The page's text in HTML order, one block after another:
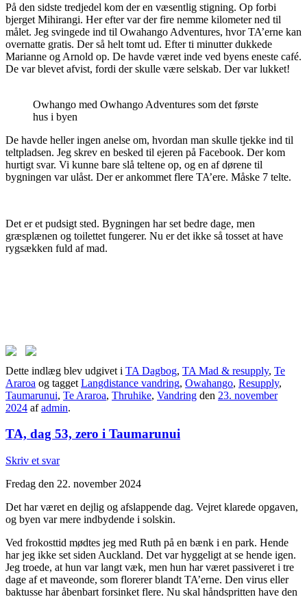
På den sidste tredjedel kom der en væsentlig stigning. Op forbi
bjerget Mihirangi. Her efter var der fire nemme kilometer ned til
målet. Jeg svingede ind til Owahango Adventures, hvor TA’erne kan
overnatte gratis. Der så helt tomt ud. Efter ti minutter dukkede
Marianne og Arnold op. De havde været inde ved byens eneste café.
De var blevet afvist, fordi der skulle være selskab. Der var lukket!
Owhango med Owhango Adventures som det første
hus i byen
De havde heller ingen anelse om, hvordan man skulle tjekke ind til
teltpladsen. Jeg skrev en besked til ejeren på Facebook. Der kom
hurtigt svar. Vi kunne bare slå teltene op, og en af dørene til
bygningen var ulåst. Der er ankommet flere TA’ere. Måske 7 telte.
Det er et pudsigt sted. Bygningen har set bedre dage, men
græsplænen og toilettet fungerer. Nu er det ikke så tosset at have
rygsækken fuld af mad.
Dette indlæg blev udgivet i TA Dagbog, TA Mad & resupply, Te
Araroa og tagget Langdistance vandring, Owahango, Resupply,
Taumarunui, Te Araroa, Thruhike, Vandring den 23. november
2024 afadmin.
TA, dag 53, zero i Taumarunui
Skriv et svar
Fredag den 22. november 2024
Det har været en dejlig og afslappende dag. Vejret klarede opgaven,
og byen var mere indbydende i solskin.
Ved frokosttid mødtes jeg med Ruth på en bænk i en park. Hende
har jeg ikke set siden Auckland. Det var hyggeligt at se hende igen.
Jeg troede, at hun var langt væk, men hun har været passiveret i tre
dage af et maveonde, som florerer blandt TA’erne. Den virus eller
baktusse har åbenbart forsinket flere. Nu skal håndspritten have den